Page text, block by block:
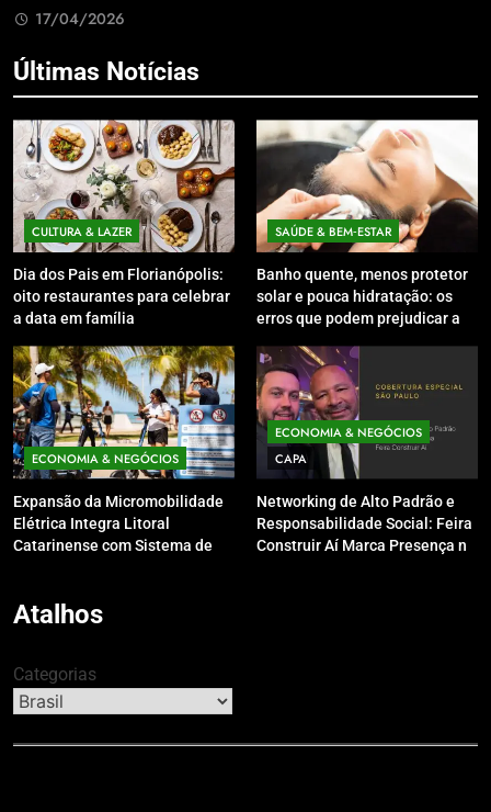
17/04/2026
Últimas Notícias
CULTURA & LAZER
Dia dos Pais em Florianópolis:
oito restaurantes para celebrar
a data em família
SAÚDE & BEM‑ESTAR
Banho quente, menos protetor
solar e pouca hidratação: os
erros que podem prejudicar a
inverno
ECONOMIA & NEGÓCIOS
Expansão da Micromobilidade
Elétrica Integra Litoral
Catarinense com Sistema de
ECONOMIA & NEGÓCIOS
CAPA
Networking de Alto Padrão e
Responsabilidade Social: Feira
Construir Aí Marca Presença no
Atalhos
Categorias